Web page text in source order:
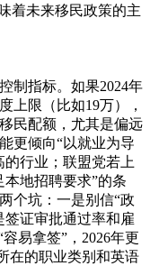
着未来移民政策的主
制指标。如果2024年
上限（比如19万），
民配额，尤其是偏远
更倾向“以就业为导
行业；联盟党若上
地招聘要求”的条
个坑：一是别信“政
签证审批通过率和雇
易拿签”，2026年更
在的职业类别和英语